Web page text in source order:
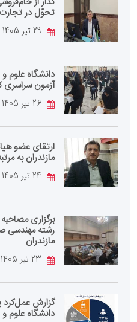
تحوّل در تجارت
دانشگاه علوم و
آزمون سراسری
ارتقای عضو
مازندران به
برگزاری
رشته مهندسی
مازندران
گزارش عمل‌کرد
دانشگاه علوم